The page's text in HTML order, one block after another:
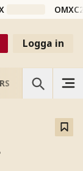
Logga in
VETENSKAP